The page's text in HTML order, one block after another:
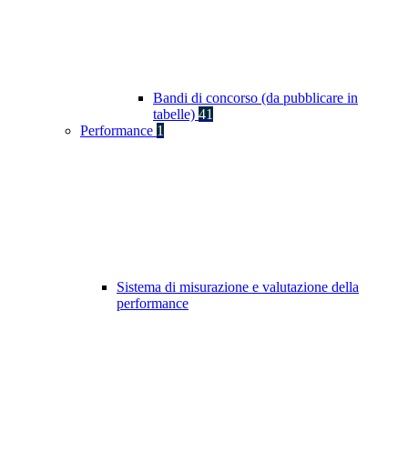
Bandi di concorso (da pubblicare in
tabelle) 41
Performance 1
Sistema di misurazione e valutazione della
performance